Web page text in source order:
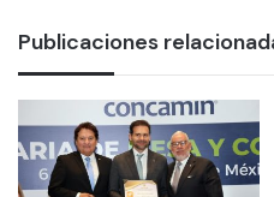
Publicaciones